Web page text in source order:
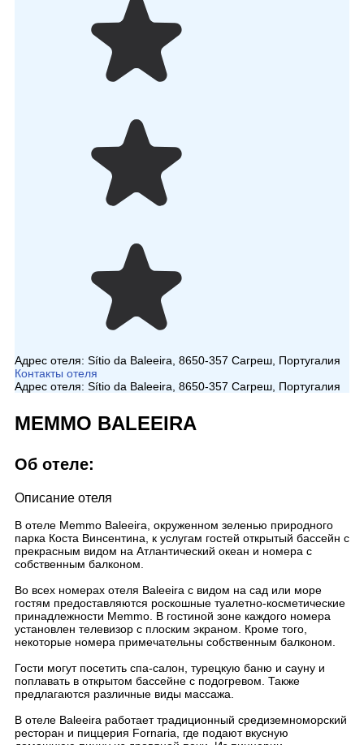
Адрес отеля: Sítio da Baleeira, 8650-357 Сагреш, Португалия
Контакты отеля
Адрес отеля: Sítio da Baleeira, 8650-357 Сагреш, Португалия
MEMMO BALEEIRA
Об отеле:
Описание отеля
В отеле Memmo Baleeira, окруженном зеленью природного
парка Коста Винсентина, к услугам гостей открытый бассейн с
прекрасным видом на Атлантический океан и номера с
собственным балконом.
Во всех номерах отеля Baleeira с видом на сад или море
гостям предоставляются роскошные туалетно-косметические
принадлежности Memmo. В гостиной зоне каждого номера
установлен телевизор с плоским экраном. Кроме того,
некоторые номера примечательны собственным балконом.
Гости могут посетить спа-салон, турецкую баню и сауну и
поплавать в открытом бассейне с подогревом. Также
предлагаются различные виды массажа.
В отеле Baleeira работает традиционный средиземноморский
ресторан и пиццерия Fornaria, где подают вкусную